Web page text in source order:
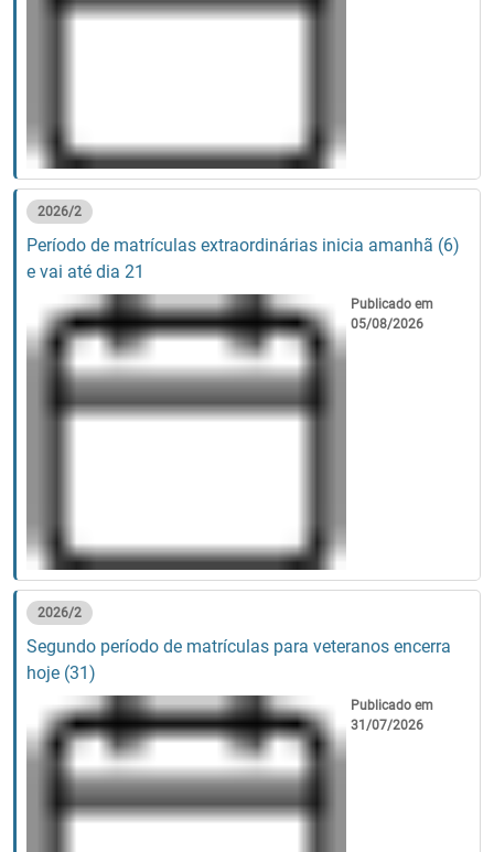
2026/2
Período de matrículas extraordinárias inicia amanhã (6)
e vai até dia 21
Publicado em
05/08/2026
2026/2
Segundo período de matrículas para veteranos encerra
hoje (31)
Publicado em
31/07/2026